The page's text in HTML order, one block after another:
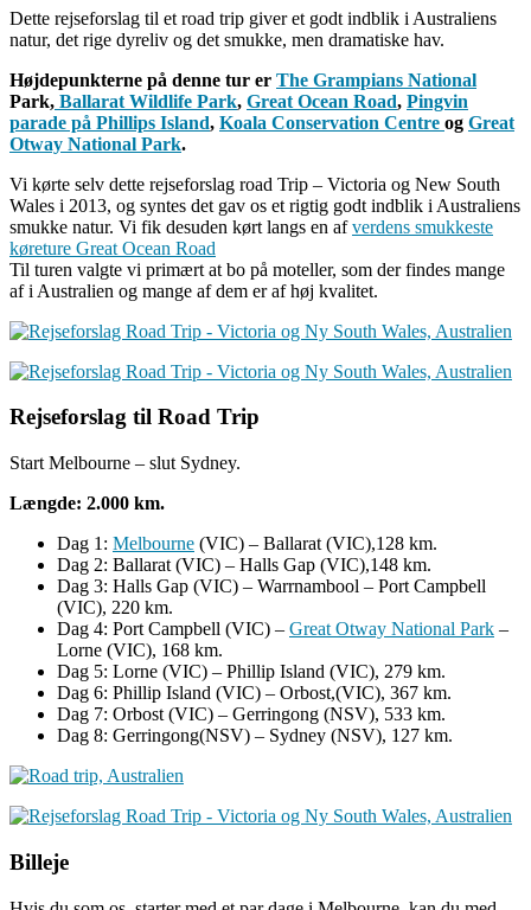
Dette rejseforslag til et road trip giver et godt indblik i Australiens
natur, det rige dyreliv og det smukke, men dramatiske hav.
Højdepunkterne på denne tur er The Grampians National
Park, Ballarat Wildlife Park, Great Ocean Road, Pingvin
parade på Phillips Island, Koala Conservation Centre og Great
Otway National Park.
Vi kørte selv dette rejseforslag road Trip – Victoria og New South
Wales i 2013, og syntes det gav os et rigtig godt indblik i Australiens
smukke natur. Vi fik desuden kørt langs en afverdens smukkeste
køreture Great Ocean Road
Til turen valgte vi primært at bo på moteller, som der findes mange
af i Australien og mange af dem er af høj kvalitet.
Rejseforslag til Road Trip
Start Melbourne – slut Sydney.
Længde: 2.000 km.
Dag 1: Melbourne (VIC) – Ballarat (VIC),128 km.
Dag 2: Ballarat (VIC) – Halls Gap (VIC),148 km.
Dag 3: Halls Gap (VIC) – Warrnambool – Port Campbell
(VIC), 220 km.
Dag 4: Port Campbell (VIC) – Great Otway National Park –
Lorne (VIC), 168 km.
Dag 5: Lorne (VIC) – Phillip Island (VIC), 279 km.
Dag 6: Phillip Island (VIC) – Orbost,(VIC), 367 km.
Dag 7: Orbost (VIC) – Gerringong (NSV), 533 km.
Dag 8: Gerringong(NSV) – Sydney (NSV), 127 km.
Billeje